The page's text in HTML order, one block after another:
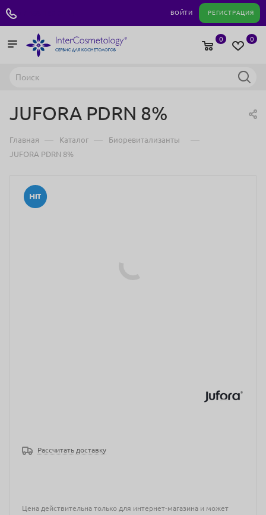
ВОЙТИ РЕГИСТРАЦИЯ
0
0
JUFORA PDRN 8%
Главная — Каталог — Биоревитализанты —
JUFORA PDRN 8%
Рассчитать доставку
Цена действительна только для интернет-магазина и может